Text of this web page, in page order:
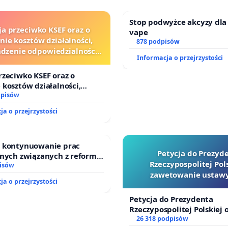
przeciwko KSEF oraz o
kosztów działalności,
odpowiedzialności
i sędziów
KSEF oraz o
działalności,
odpowiedzialności
o przejrzystości
Stop podwyżce akcyzy
vape
878 podpisów
Informacja o przejrzystości
kontynuowanie prac
związanych z reformą
o przejrzystości
Petycja do
Rzeczypospolitej
zawetowanie
Petycja do Prezydenta
Rzeczypospolitej Polskiej
zawetowanie ustawy
26 318 podpisów